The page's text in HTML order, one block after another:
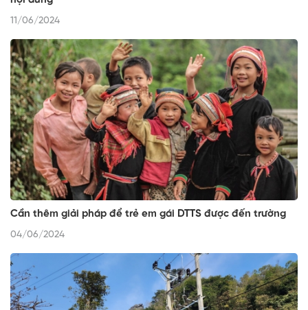
11/06/2024
Cần thêm giải pháp để trẻ em gái DTTS được đến trường
04/06/2024